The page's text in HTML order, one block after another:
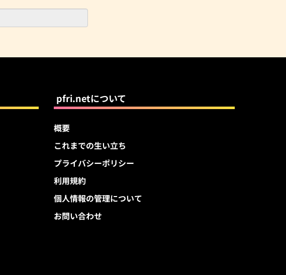
pfri.netについて
概要
これまでの生い立ち
プライバシーポリシー
利用規約
個人情報の管理について
お問い合わせ